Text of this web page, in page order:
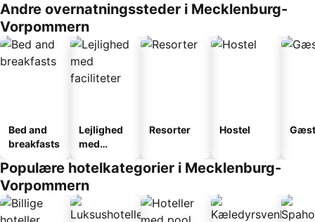
Andre overnatningssteder i Mecklenburg-
Vorpommern
Bed and
breakfasts
Lejlighed
med
Resorter Hostel
Populære hotelkategorier i Mecklenburg-
Vorpommern